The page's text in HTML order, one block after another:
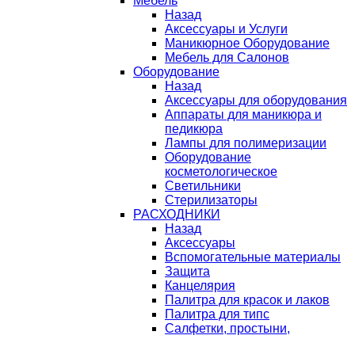
Назад
Аксессуары и Услуги
Маникюрное Оборудование
Мебель для Салонов
Оборудование
Назад
Аксессуары для оборудования
Аппараты для маникюра и
педикюра
Лампы для полимеризации
Оборудование
косметологическое
Светильники
Стерилизаторы
РАСХОДНИКИ
Назад
Аксессуары
Вспомогательные материалы
Защита
Канцелярия
Палитра для красок и лаков
Палитра для типс
Салфетки, простыни,